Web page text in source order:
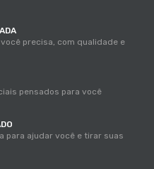
precisa, com qualidade e
pensados para você
para ajudar você e tirar suas